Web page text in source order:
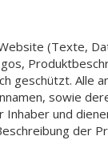
(Texte,
geschützt. Alle
sowie
Inhaber und
der